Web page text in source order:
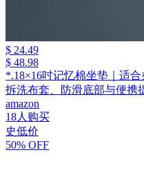
$ 24.49
$ 48.98
*.18×16吋记忆棉坐垫｜适
拆洗布套、防滑底部与便携
amazon
18人购买
史低价
50% OFF